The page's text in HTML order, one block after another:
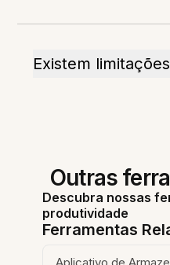
Existem
Outras
Descubra nossas
produtividade
Ferramentas